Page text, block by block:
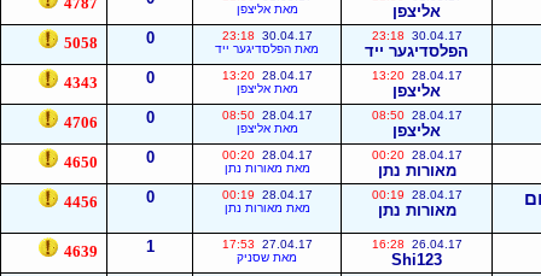
אליצפן
מאת אליצפן
30.04.17
23:18
הפלסדיגער ייד
30.04.17
23:18
מאת הפלסדיגער ייד
0
5058
28.04.17
13:20
אליצפן
28.04.17
13:20
מאת אליצפן
0
4343
28.04.17
08:50
אליצפן
28.04.17
08:50
מאת אליצפן
0
4706
28.04.17
00:20
מאורות נתן
28.04.17
00:20
מאת מאורות נתן
0
4650
28.04.17
00:19
מאורות נתן
28.04.17
00:19
מאת מאורות נתן
0
4456
26.04.17
16:28
Shi123
27.04.17
17:53
מאת שסניק
1
4639